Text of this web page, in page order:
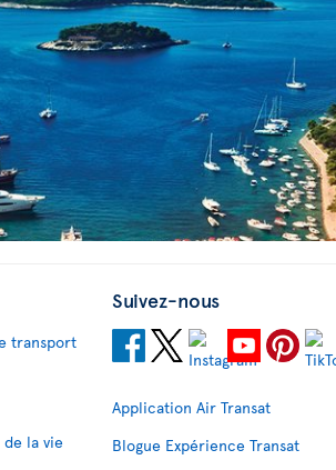
transport
la vie
Suivez-nous
Application Air Transat
Blogue Expérience Transat